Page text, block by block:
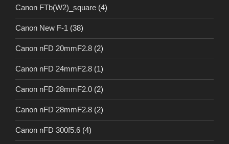
Canon FTb(W2)_square (4)
Canon New F-1 (38)
Canon nFD 20mmF2.8 (2)
Canon nFD 24mmF2.8 (1)
Canon nFD 28mmF2.0 (2)
Canon nFD 28mmF2.8 (2)
Canon nFD 300f5.6 (4)